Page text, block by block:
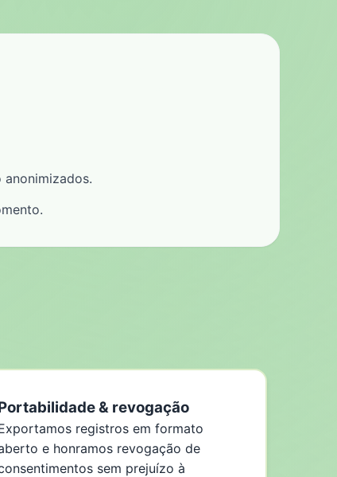
& revogação
registros em formato
e honramos revogação de
sem prejuízo à